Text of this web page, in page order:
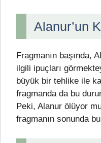
Alanur’un
Fragmanın başında,
ilgili ipuçları
büyük bir tehlike ile
fragmanda da bu
Peki, Alanur ölüyor
fragmanın sonunda